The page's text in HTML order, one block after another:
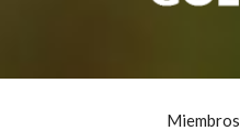
Miembros